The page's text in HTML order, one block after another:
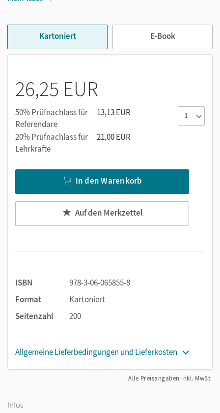
geschlossene Einheit.
Konsequent kompetenzorientiert:Alle Aufgaben
sind zur besseren Orientierung mit einer Drei-Punkte-
auf digitalen Aufgabenstellungen.
Kartoniert E-Book
26,25 EUR
50% Prüfnachlass für
Referendare
13,13 EUR
20% Prüfnachlass für
Lehrkräfte
21,00 EUR
In den Warenkorb
Auf den Merkzettel
ISBN
978-3-06-065855-8
Format
Kartoniert
Seitenzahl
200
Allgemeine Lieferbedingungen und Lieferkosten
Alle Preisangaben inkl. MwSt.
Infos